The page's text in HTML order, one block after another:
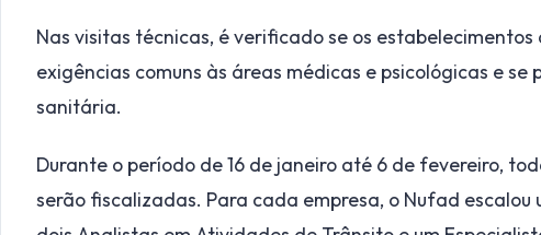
Nas visitas técnicas, é verificado se os
exigências comuns às áreas médicas e psicológicas e
sanitária.
Durante o período de 16 de janeiro até 6 de fevereiro,
serão fiscalizadas. Para cada empresa, o Nufad